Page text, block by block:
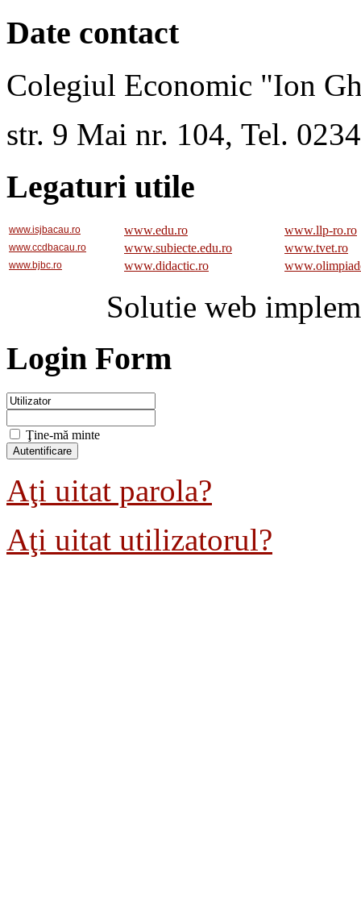
Date contact
Colegiul Economic "Ion
str. 9 Mai nr. 104, Tel.
Legaturi utile
www.isjbacau.ro www.edu.ro www.llp-ro.ro
www.ccdbacau.ro www.subiecte.edu.ro www.tvet.ro
www.bjbc.ro www.didactic.ro
Solutie web
Login Form
Ţine-mă minte
Aţi uitat parola?
Aţi uitat utilizatorul?